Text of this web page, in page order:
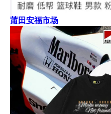
莆田安福市场